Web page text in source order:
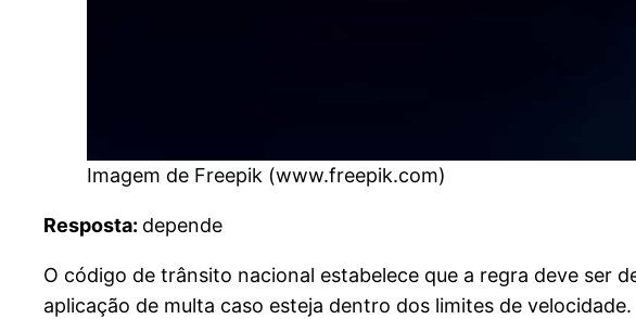
Imagem de Freepik (www.freepik.com)
Resposta: depende
O código de trânsito nacional estabelece que a regra deve ser
aplicação de multa caso esteja dentro dos limites de velocidade.